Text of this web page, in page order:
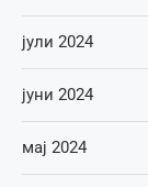
јули 2024
јуни 2024
мај 2024